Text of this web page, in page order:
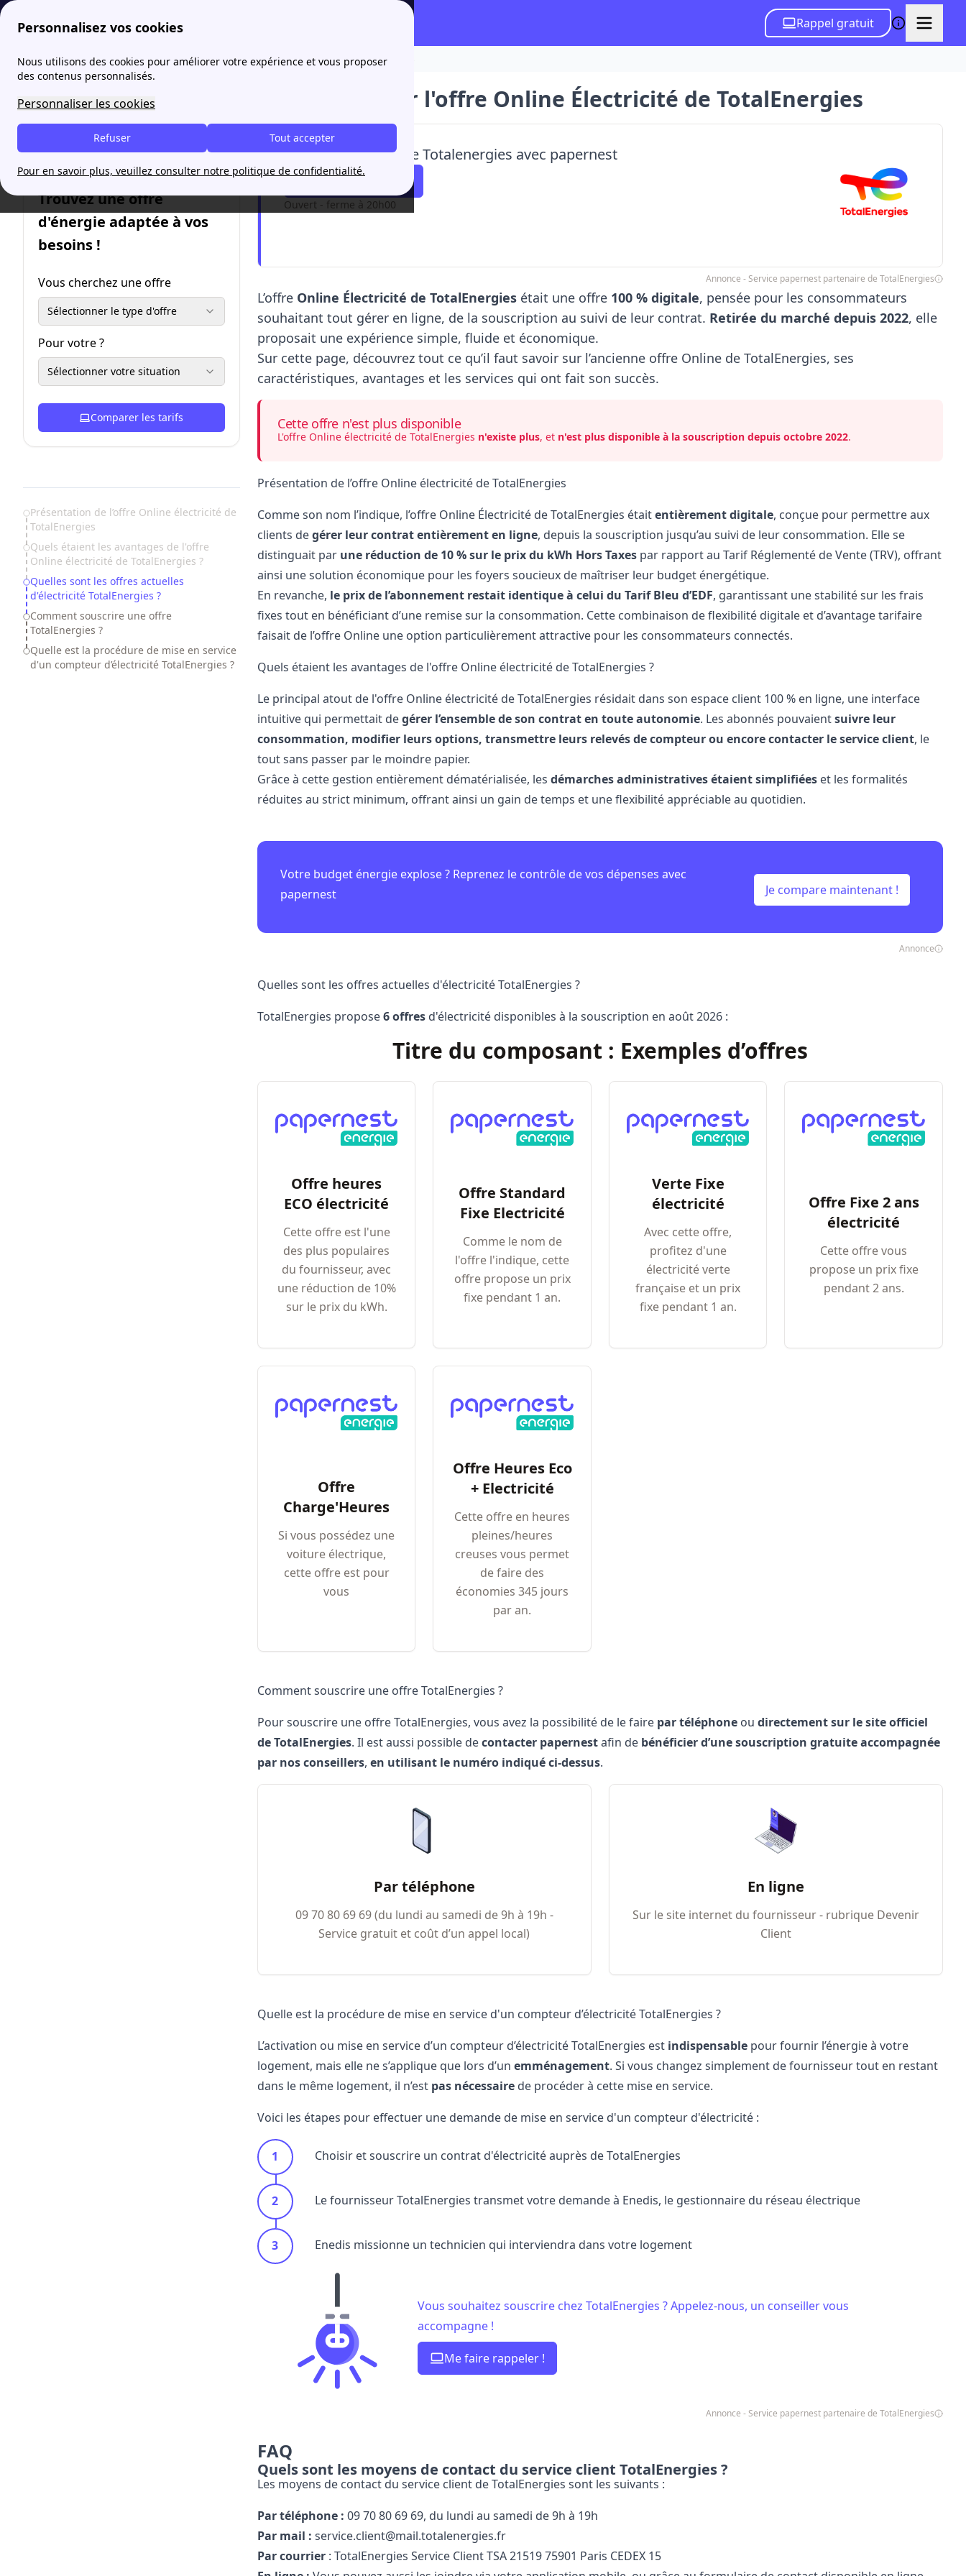
Personnalisez vos cookies
Nous utilisons des cookies pour améliorer votre expérience et vous proposer
des contenus personnalisés.
Personnaliser les cookies
Tout accepter
Refuser
Pour en savoir plus, veuillez consulter notre politique de confidentialité.
Rappel gratuit
papernest MoreOffres Tout savoir sur l'offre Online Électricité de TotalEnergies
Trouvez une offre
d'énergie adaptée à vos
besoins !
Vous cherchez une offre
Sélectionner le type d'offre
Pour votre ?
Sélectionner votre situation
Comparer les tarifs
Table of Contents
Présentation de l’offre Online électricité de
TotalEnergies
Quels étaient les avantages de l'offre
Online électricité de TotalEnergies ?
Quelles sont les offres actuelles
d'électricité TotalEnergies ?
Comment souscrire une offre
TotalEnergies ?
Quelle est la procédure de mise en service
d'un compteur d’électricité TotalEnergies ?
Tout savoir sur l'offre Online Électricité de TotalEnergies
Je souscris une offre Totalenergies avec papernest
Me faire rappeler !
Ouvert - ferme à 20h00
Annonce - Service papernest partenaire de TotalEnergies
L’offre Online Électricité de TotalEnergiesétait une offre 100 % digitale, pensée pour les consommateurs
souhaitant tout gérer en ligne, de la souscription au suivi de leur contrat. Retirée du marché depuis 2022, elle
proposait une expérience simple, fluide et économique.
Sur cette page, découvrez tout ce qu’il faut savoir sur l’ancienne offre Online de TotalEnergies, ses
caractéristiques, avantages et les services qui ont fait son succès.
Cette offre n'est plus disponible
L'offre Online électricité de TotalEnergies n'existe plus, et n'est plus disponible à la souscription depuis octobre 2022.
Présentation de l’offre Online électricité de TotalEnergies
Comme son nom l’indique, l’offre Online Électricité de TotalEnergies étaitentièrement digitale, conçue pour permettre aux
clients degérer leur contrat entièrement en ligne, depuis la souscription jusqu’au suivi de leur consommation. Elle se
distinguait par une réduction de 10 % sur le prix du kWh Hors Taxespar rapport au Tarif Réglementé de Vente (TRV), offrant
ainsi une solution économique pour les foyers soucieux de maîtriser leur budget énergétique.
En revanche, le prix de l’abonnement restait identique à celui du Tarif Bleu d’EDF, garantissant une stabilité sur les frais
fixes tout en bénéficiant d’une remise sur la consommation. Cette combinaison de flexibilité digitale et d’avantage tarifaire
faisait de l’offre Online une option particulièrement attractive pour les consommateurs connectés.
Quels étaient les avantages de l'offre Online électricité de TotalEnergies ?
Le principal atout de l'offre Online électricité de TotalEnergies résidait dans son espace client 100 % en ligne, une interface
intuitive qui permettait degérer l’ensemble de son contrat en toute autonomie. Les abonnés pouvaientsuivre leur
consommation, modifier leurs options, transmettre leurs relevés de compteur ou encore contacter le service client, le
tout sans passer par le moindre papier.
Grâce à cette gestion entièrement dématérialisée, les démarches administratives étaient simplifiéeset les formalités
réduites au strict minimum, offrant ainsi un gain de temps et une flexibilité appréciable au quotidien.
Votre budget énergie explose ? Reprenez le contrôle de vos dépenses avec
papernest
Je compare maintenant !
Annonce
Quelles sont les offres actuelles d'électricité TotalEnergies ?
TotalEnergies propose6 offresd'électricité disponibles à la souscription en août 2026 :
Titre du composant : Exemples d’offres
Offre heures
ECO électricité
Cette offre est l'une
des plus populaires
du fournisseur, avec
une réduction de 10%
sur le prix du kWh.
Offre Standard
Fixe Electricité
Comme le nom de
l'offre l'indique, cette
offre propose un prix
fixe pendant 1 an.
Verte Fixe
électricité
Avec cette offre,
profitez d'une
électricité verte
française et un prix
fixe pendant 1 an.
Offre Fixe 2 ans
électricité
Cette offre vous
propose un prix fixe
pendant 2 ans.
Offre
Charge'Heures
Si vous possédez une
voiture électrique,
cette offre est pour
vous
Offre Heures Eco
+ Electricité
Cette offre en heures
pleines/heures
creuses vous permet
de faire des
économies 345 jours
par an.
Comment souscrire une offre TotalEnergies ?
Pour souscrire une offre TotalEnergies, vous avez la possibilité de le faire par téléphoneou directement sur le site officiel
de TotalEnergies. Il est aussi possible decontacter papernestafin de bénéficier d’une souscription gratuite accompagnée
par nos conseillers, en utilisant le numéro indiqué ci-dessus.
Par téléphone
09​ 70​ 80​ 69​ 69 (du lundi au samedi de 9h à 19h -
Service gratuit et coût d’un appel local)
En ligne
Sur le site internet du fournisseur - rubrique Devenir
Client
Quelle est la procédure de mise en service d'un compteur d’électricité TotalEnergies ?
L’activation ou mise en service d’un compteur d’électricité TotalEnergies est indispensablepour fournir l’énergie à votre
logement, mais elle ne s’applique que lors d’un emménagement. Si vous changez simplement de fournisseur tout en restant
dans le même logement, il n’est pas nécessaire de procéder à cette mise en service.
Voici les étapes pour effectuer une demande de mise en service d'un compteur d'électricité :
Choisir et souscrire un contrat d'électricité auprès de TotalEnergies
Le fournisseur TotalEnergies transmet votre demande à Enedis, le gestionnaire du réseau électrique
Enedis missionne un technicien qui interviendra dans votre logement
Vous souhaitez souscrire chez TotalEnergies ? Appelez-nous, un conseiller vous
accompagne !
Me faire rappeler !
Annonce - Service papernest partenaire de TotalEnergies
FAQ
Quels sont les moyens de contact du service client TotalEnergies ?
Les moyens de contact du service client de TotalEnergies sont les suivants :
Par téléphone : 09​ 70​ 80​ 69​ 69, du lundi au samedi de 9h à 19h
Par mail : service.client@mail.totalenergies.fr
Par courrier: TotalEnergies Service Client TSA 21519 75901 Paris CEDEX 15